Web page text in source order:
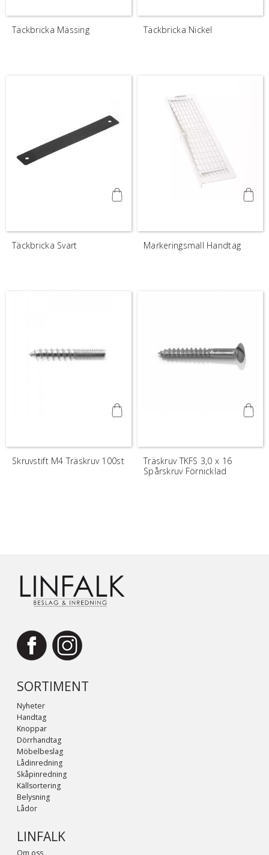
Täckbricka Mässing Täckbricka Nickel
Täckbricka Svart Markeringsmall Handtag
Skruvstift M4 Träskruv 100st
Träskruv TKFS 3,0 x 16
Spårskruv Förnicklad
SORTIMENT
Nyheter
Handtag
Knoppar
Dörrhandtag
Möbelbeslag
Lådinredning
Skåpinredning
Källsortering
Belysning
Lådor
LINFALK
Om oss